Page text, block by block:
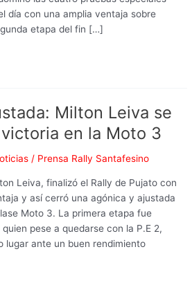
día con una amplia ventaja sobre
etapa del fin […]
Milton Leiva se
en la Moto 3
/ Prensa Rally Santafesino
Leiva, finalizó el Rally de Pujato con
y así cerró una agónica y ajustada
Moto 3. La primera etapa fue
pese a quedarse con la P.E 2,
lugar ante un buen rendimiento